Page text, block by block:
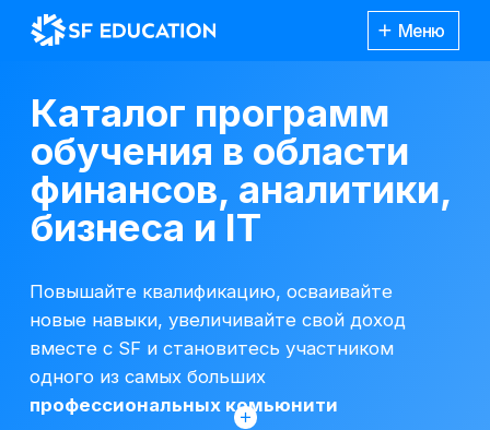
обучения в области
финансов, аналитики,
бизнеса и IT
*Все иностранные термины и названия
вы можете найти с расшифровкой
Получить консультацию
Повышайте квалификацию, осваивайте
новые навыки, увеличивайте свой доход
профессиональных комьюнити